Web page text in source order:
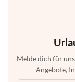
Melde dich für
Angebote,